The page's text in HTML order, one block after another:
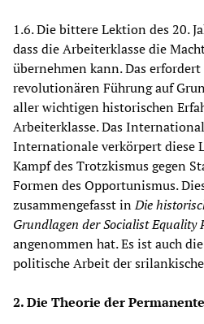
1.6. Die bittere Lektion des 20.
dass die Arbeiterklasse die
übernehmen kann. Das
revolutionären Führung auf
aller wichtigen historischen
Arbeiterklasse. Das
Internationale verkörpert diese
Kampf des Trotzkismus gegen
Formen des Opportunismus.
zusammengefasst inDie
Grundlagen der Socialist Equality
angenommen hat. Es ist auch
politische Arbeit der
2. Die Theorie der